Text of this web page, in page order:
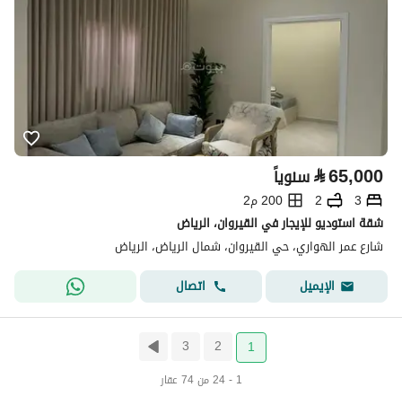
⃁65,000 سنوياً
3
2
200 م2
شقة استوديو للإيجار في القيروان، الرياض
شارع عمر الهواري، حي القيروان، شمال الرياض، الرياض
الإيميل
اتصال
1
2
3
1 - 24 من 74 عقار